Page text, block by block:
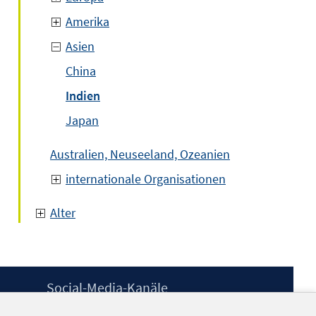
Amerika
Asien
China
Indien
Japan
Australien, Neuseeland, Ozeanien
internationale Organisationen
Alter
Social-Media-Kanäle